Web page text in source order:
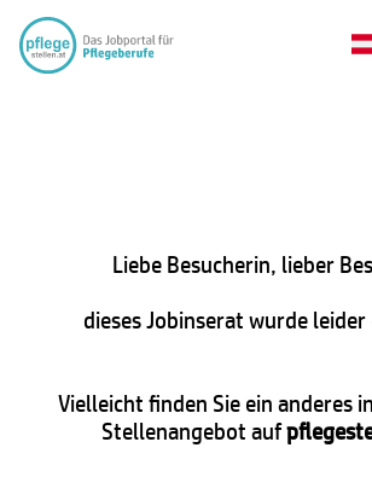
Liebe Besucherin, lieber
dieses Jobinserat wurde
Vielleicht finden Sie ein anderes
Stellenangebot auf